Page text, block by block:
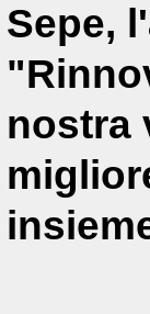
Sepe,
nostra